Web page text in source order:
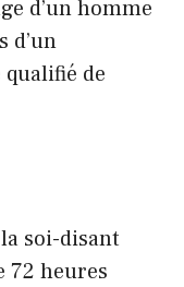
d’un homme
d’un
de
soi-disant
72 heures